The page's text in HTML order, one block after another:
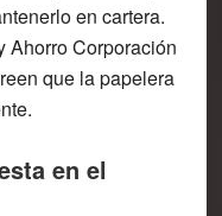
en cartera.
Ahorro Corporación
que la papelera
en el